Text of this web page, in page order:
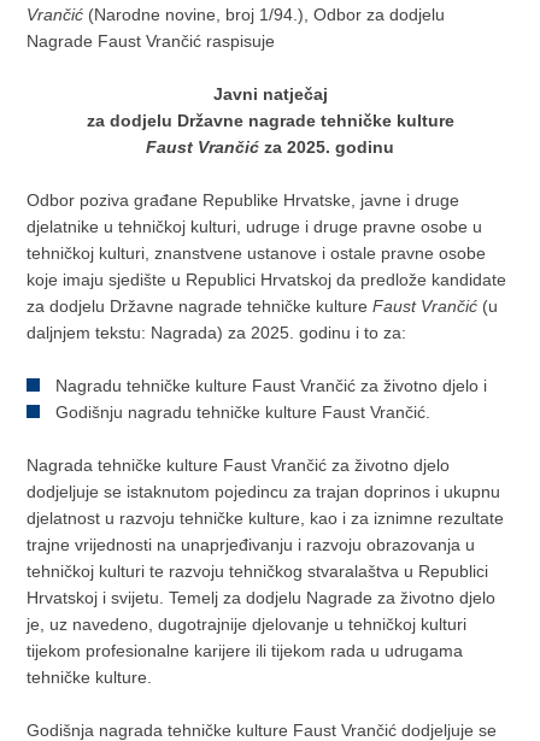
Vrančić (Narodne novine, broj 1/94.), Odbor za dodjelu
Nagrade Faust Vrančić raspisuje
Javni natječaj
za dodjelu Državne nagrade tehničke kulture
Faust Vrančić za 2025. godinu
Odbor poziva građane Republike Hrvatske, javne i druge
djelatnike u tehničkoj kulturi, udruge i druge pravne osobe u
tehničkoj kulturi, znanstvene ustanove i ostale pravne osobe
koje imaju sjedište u Republici Hrvatskoj da predlože kandidate
za dodjelu Državne nagrade tehničke kultureFaust Vrančić (u
daljnjem tekstu: Nagrada) za 2025. godinu i to za:
Nagradu tehničke kulture Faust Vrančić za životno djelo i
Godišnju nagradu tehničke kulture Faust Vrančić.
Nagrada tehničke kulture Faust Vrančić za životno djelo
dodjeljuje se istaknutom pojedincu za trajan doprinos i ukupnu
djelatnost u razvoju tehničke kulture, kao i za iznimne rezultate
trajne vrijednosti na unaprjeđivanju i razvoju obrazovanja u
tehničkoj kulturi te razvoju tehničkog stvaralaštva u Republici
Hrvatskoj i svijetu. Temelj za dodjelu Nagrade za životno djelo
je, uz navedeno, dugotrajnije djelovanje u tehničkoj kulturi
tijekom profesionalne karijere ili tijekom rada u udrugama
tehničke kulture.
Godišnja nagrada tehničke kulture Faust Vrančić dodjeljuje se